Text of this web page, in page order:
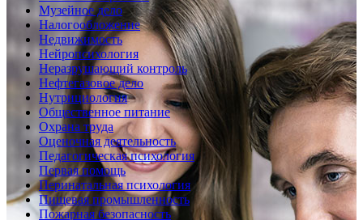
Музейное дело
Налогообложение
Недвижимость
Нейропсихология
Неразрушающий контроль
Нефтегазовое дело
Нутрициология
Общественное питание
Охрана труда
Оценочная деятельность
Педагогическая психология
Первая помощь
Перинатальная психология
Пищевая промышленность
Пожарная безопасность